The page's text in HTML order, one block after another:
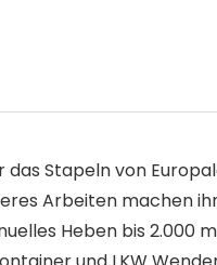
Stapeln von
Arbeiten machen
Heben bis